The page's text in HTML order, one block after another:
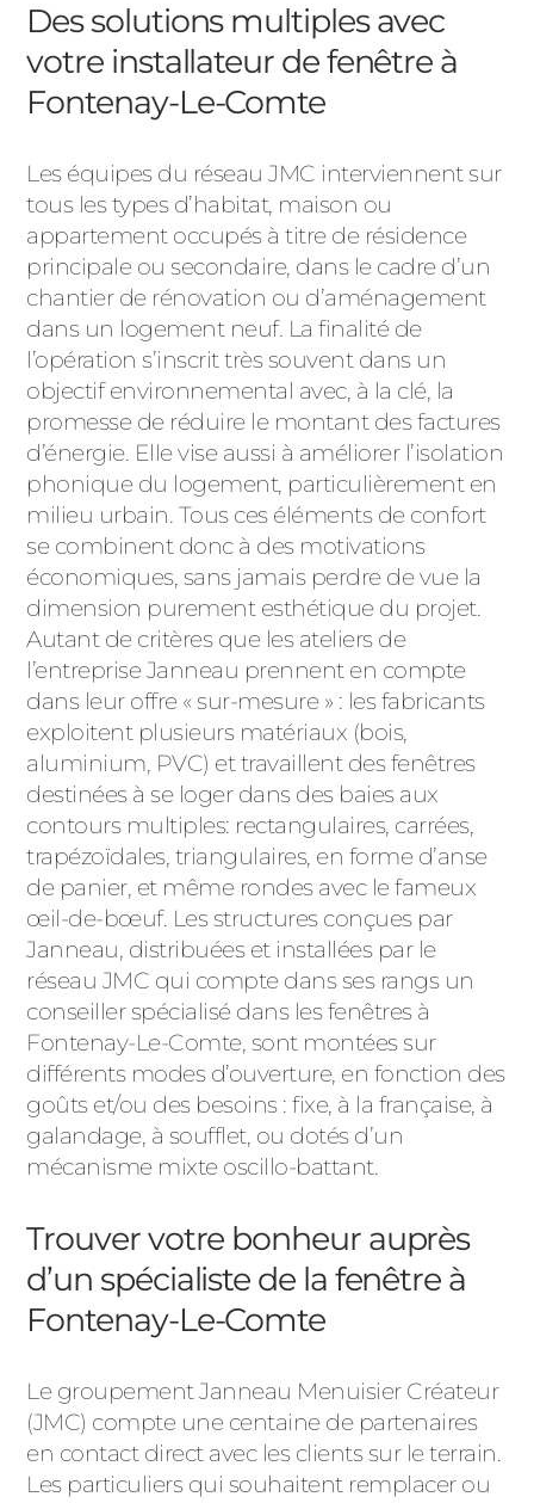
Des solutions multiples avec
votre installateur de fenêtre à
Fontenay-Le-Comte
Les équipes du réseau JMC interviennent sur
tous les types d’habitat, maison ou
appartement occupés à titre de résidence
principale ou secondaire, dans le cadre d’un
chantier de rénovation ou d’aménagement
dans un logement neuf. La finalité de
l’opération s’inscrit très souvent dans un
objectif environnemental avec, à la clé, la
promesse de réduire le montant des factures
d’énergie. Elle vise aussi à améliorer l’isolation
phonique du logement, particulièrement en
milieu urbain. Tous ces éléments de confort
se combinent donc à des motivations
économiques, sans jamais perdre de vue la
dimension purement esthétique du projet.
Autant de critères que les ateliers de
l’entreprise Janneau prennent en compte
dans leur offre « sur-mesure » : les fabricants
exploitent plusieurs matériaux (bois,
aluminium, PVC) et travaillent des fenêtres
destinées à se loger dans des baies aux
contours multiples: rectangulaires, carrées,
trapézoïdales, triangulaires, en forme d’anse
de panier, et même rondes avec le fameux
œil-de-bœuf. Les structures conçues par
Janneau, distribuées et installées par le
réseau JMC qui compte dans ses rangs un
conseiller spécialisé dans les fenêtres à
Fontenay-Le-Comte, sont montées sur
différents modes d’ouverture, en fonction des
goûts et/ou des besoins : fixe, à la française, à
galandage, à soufflet, ou dotés d’un
mécanisme mixte oscillo-battant.
Trouver votre bonheur auprès
d’un spécialiste de la fenêtre à
Fontenay-Le-Comte
Le groupement Janneau Menuisier Créateur
(JMC) compte une centaine de partenaires
en contact direct avec les clients sur le terrain.
Les particuliers qui souhaitent remplacer ou